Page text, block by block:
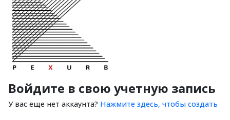
Войдите в свою учетную запись
У вас еще нет аккаунта? Нажмите здесь, чтобы создать